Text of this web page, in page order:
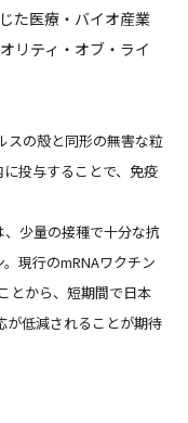
た医療・バイオ産業
オリティ・オブ・ライ
スの殻と同形の無害な粒
投与することで、免疫
少量の接種で十分な抗
現行のmRNAワクチン
とから、短期間で日本
が低減されることが期待